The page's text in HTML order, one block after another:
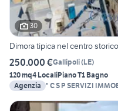
30
Dimora tipica nel centro storico
250.000 €Gallipoli(LE)
120 mq4 LocaliPiano T1 Bagno
Agenzia " C S P SERVIZI